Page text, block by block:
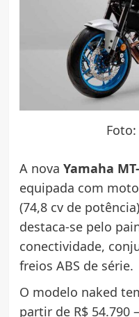
A nova Yamaha
equipada com
(74,8 cv de
destaca-se pelo
conectividade,
freios ABS de série.
O modelo naked
partir de R$ 54.790